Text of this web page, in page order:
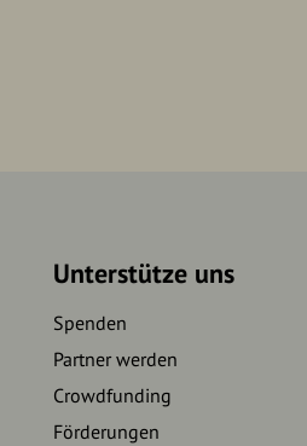
Unterstütze uns
Spenden
Partner werden
Crowdfunding
Förderungen